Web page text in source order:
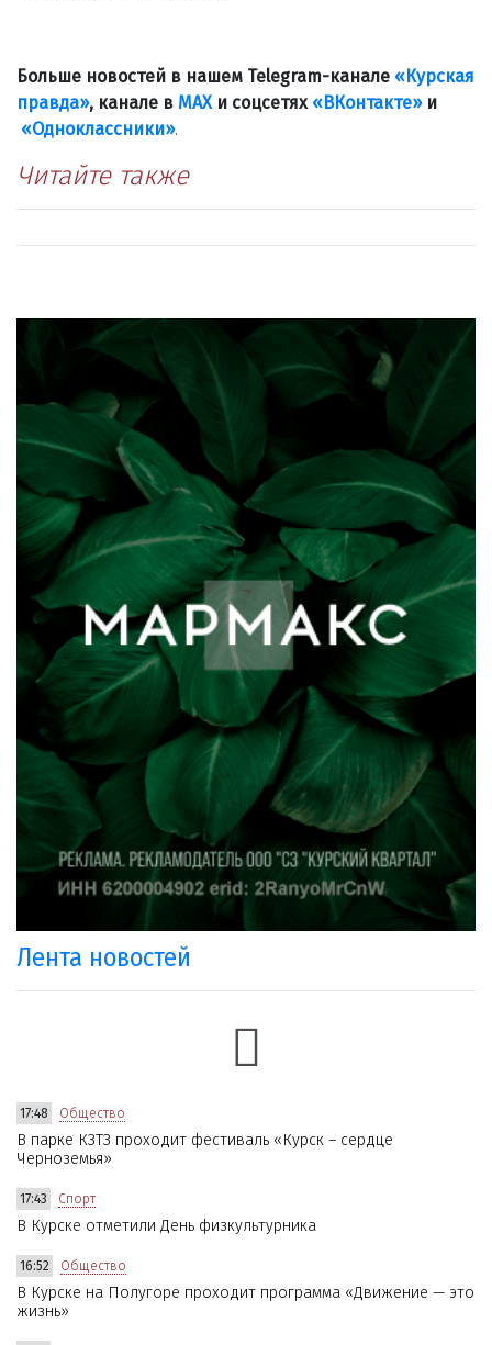
Больше новостей в нашем Telegram-канале «Курская
правда», канале в МАХи соцсетях «ВКонтакте»и
«Одноклассники».
Читайте также
Лента новостей
17:48 Общество
В парке КЗТЗ проходит фестиваль «Курск – сердце
Черноземья»
17:43 Спорт
В Курске отметили День физкультурника
16:52 Общество
В Курске на Полугоре проходит программа «Движение — это
жизнь»